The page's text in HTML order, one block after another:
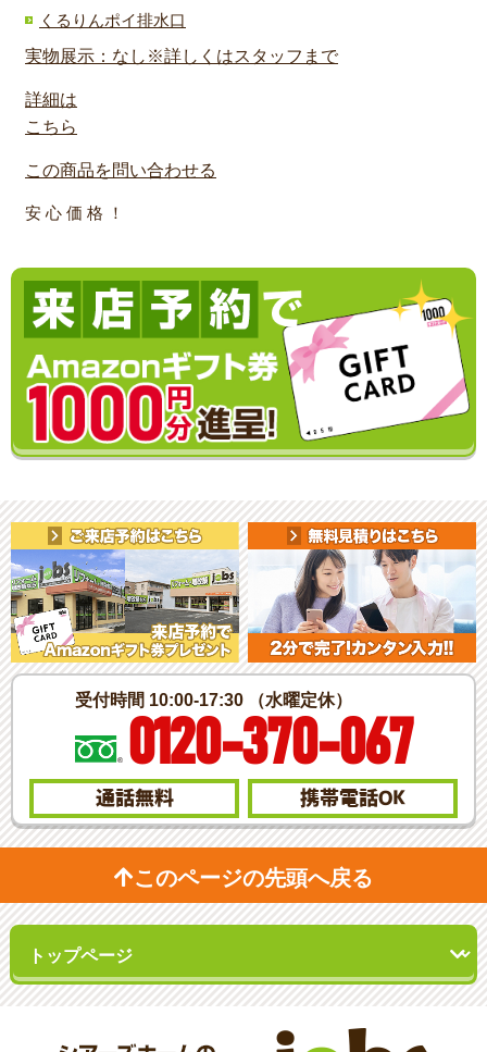
くるりんポイ排水口
実物展示：なし※詳しくはスタッフまで
詳細は
こちら
この商品を問い合わせる
安 心 価 格 ！
受付時間 10:00-17:30 （水曜定休）
0120-370-067
通話無料 携帯電話OK
このページの先頭へ戻る